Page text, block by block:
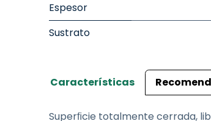
Espesor
Sustrato
Características
Superﬁcie totalmente cerrada,